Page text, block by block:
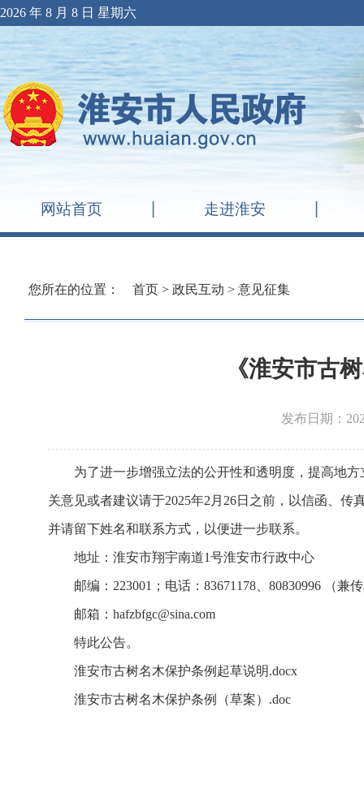
2026 年 8 月 8 日 星期六
网站首页 走进淮安
您所在的位置： 首页 > 政民互动 > 意见征集
《淮安市古
发布日期：
为了进一步增强立法的公开性和透明度，提高地
关意见或者建议请于2025年2月26日之前，以信函、
并请留下姓名和联系方式，以便进一步联系。
地址：淮安市翔宇南道1号淮安市行政中心
邮编：223001；电话：83671178、80830996 （兼
邮箱：hafzbfgc@sina.com
特此公告。
淮安市古树名木保护条例起草说明.docx
淮安市古树名木保护条例（草案）.doc